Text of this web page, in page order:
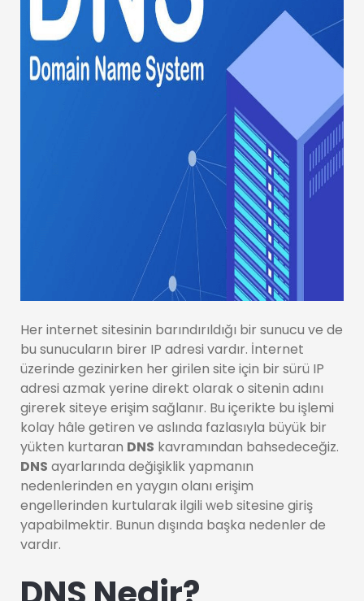
Her internet sitesinin barındırıldığı bir sunucu ve de
bu sunucuların birer IP adresi vardır. İnternet
üzerinde gezinirken her girilen site için bir sürü IP
adresi azmak yerine direkt olarak o sitenin adını
girerek siteye erişim sağlanır. Bu içerikte bu işlemi
kolay hâle getiren ve aslında fazlasıyla büyük bir
yükten kurtaran DNS kavramından bahsedeceğiz.
DNS ayarlarında değişiklik yapmanın
nedenlerinden en yaygın olanı erişim
engellerinden kurtularak ilgili web sitesine giriş
yapabilmektir. Bunun dışında başka nedenler de
vardır.